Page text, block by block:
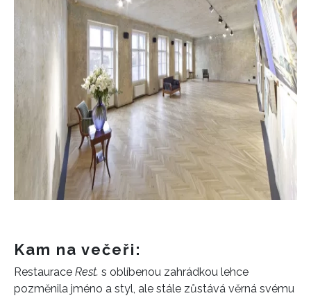
Kam na večeři:
Restaurace Rest. s oblíbenou zahrádkou lehce
pozměnila jméno a styl, ale stále zůstává věrná svému